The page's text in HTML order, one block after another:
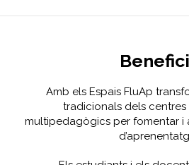
Amb els Espais FluAp
tradicionals dels
multipedagògics per fomentar i